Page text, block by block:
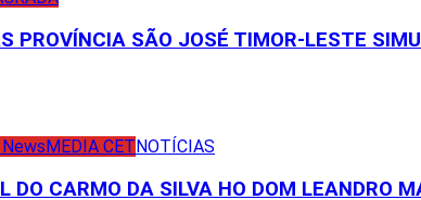
PROVÍNCIA SÃO JOSÉ TIMOR-LESTE
News MEDIA CET NOTÍCIAS
DO CARMO DA SILVA HO DOM LEANDRO